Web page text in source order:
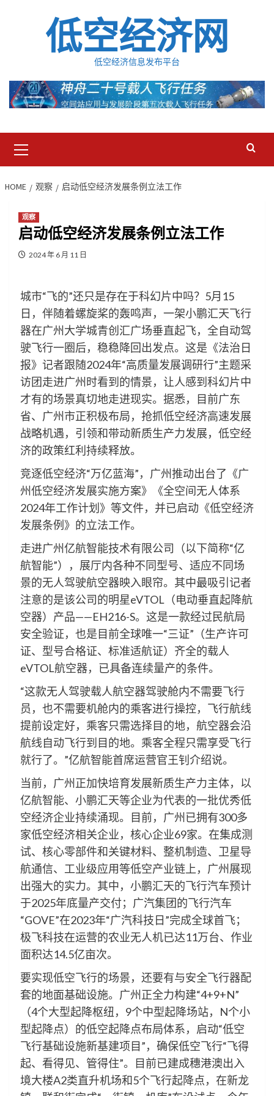
低空经济网
低空经济信息发布平台
Menu
HOME 观察 启动低空经济发展条例立法工作
观察
启动低空经济发展条例立法工作
2024 年 6 月 11 日
城市“飞的”还只是存在于科幻片中吗？5月15
日，伴随着螺旋桨的轰鸣声，一架小鹏汇天飞行
器在广州大学城青创汇广场垂直起飞，全自动驾
驶飞行一圈后，稳稳降回出发点。这是《法治日
报》记者跟随2024年“高质量发展调研行”主题采
访团走进广州时看到的情景，让人感到科幻片中
才有的场景真切地走进现实。据悉，目前广东
省、广州市正积极布局，抢抓低空经济高速发展
战略机遇，引领和带动新质生产力发展，低空经
济的政策红利持续释放。
竞逐低空经济“万亿蓝海”，广州推动出台了《广
州低空经济发展实施方案》《全空间无人体系
2024年工作计划》等文件，并已启动《低空经济
发展条例》的立法工作。
走进广州亿航智能技术有限公司（以下简称“亿
航智能”），展厅内各种不同型号、适应不同场
景的无人驾驶航空器映入眼帘。其中最吸引记者
注意的是该公司的明星eVTOL（电动垂直起降航
空器）产品——EH216-S。这是一款经过民航局
安全验证，也是目前全球唯一“三证”（生产许可
证、型号合格证、标准适航证）齐全的载人
eVTOL航空器，已具备连续量产的条件。
“这款无人驾驶载人航空器驾驶舱内不需要飞行
员，也不需要机舱内的乘客进行操控，飞行航线
提前设定好，乘客只需选择目的地，航空器会沿
航线自动飞行到目的地。乘客全程只需享受飞行
就行了。”亿航智能首席运营官王钊介绍说。
当前，广州正加快培育发展新质生产力主体，以
亿航智能、小鹏汇天等企业为代表的一批优秀低
空经济企业持续涌现。目前，广州已拥有300多
家低空经济相关企业，核心企业69家。在集成测
试、核心零部件和关键材料、整机制造、卫星导
航通信、工业级应用等低空产业链上，广州展现
出强大的实力。其中，小鹏汇天的飞行汽车预计
于2025年底量产交付；广汽集团的飞行汽车
“GOVE”在2023年“广汽科技日”完成全球首飞；
极飞科技在运营的农业无人机已达11万台、作业
面积达14.5亿亩次。
要实现低空飞行的场景，还要有与安全飞行器配
套的地面基础设施。广州正全力构建“4+9+N”
（4个大型起降枢纽，9个中型起降场站，N个小
型起降点）的低空起降点布局体系，启动“低空
飞行基础设施新基建项目”，确保低空飞行“飞得
起、看得见、管得住”。目前已建成穗港澳出入
境大楼A2类直升机场和5个飞行起降点，在新龙